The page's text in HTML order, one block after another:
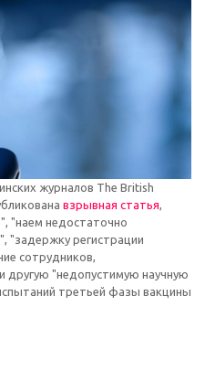
журналов The British
взрывная статья,
"наем недостаточно
"задержку регистрации
сотрудников,
"недопустимую научную
третьей фазы вакцины